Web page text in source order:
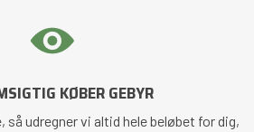
KØBER GEBYR
så udregner vi altid hele beløbet for dig,